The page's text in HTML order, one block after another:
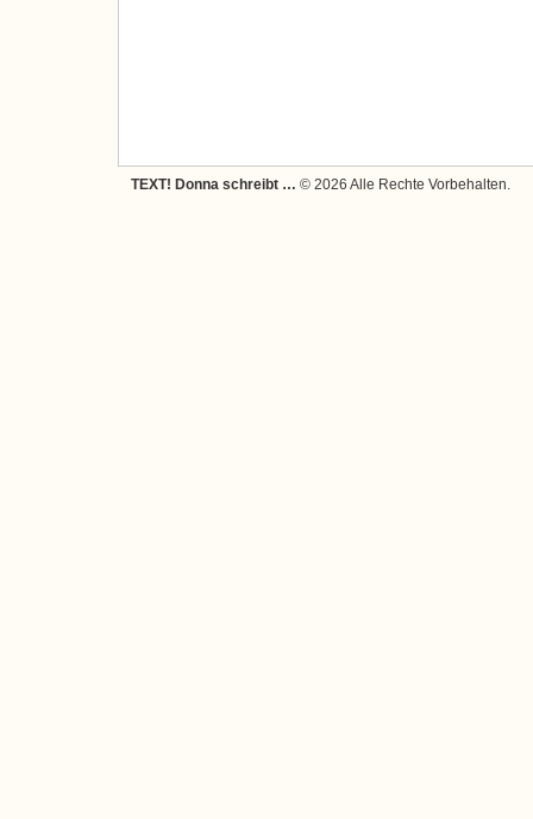
TEXT! Donna schreibt … © 2026 Alle Rechte Vorbehalten.